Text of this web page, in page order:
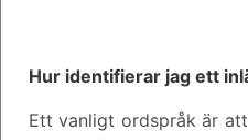
Hur identifierar jag ett
Ett vanligt ordspråk är